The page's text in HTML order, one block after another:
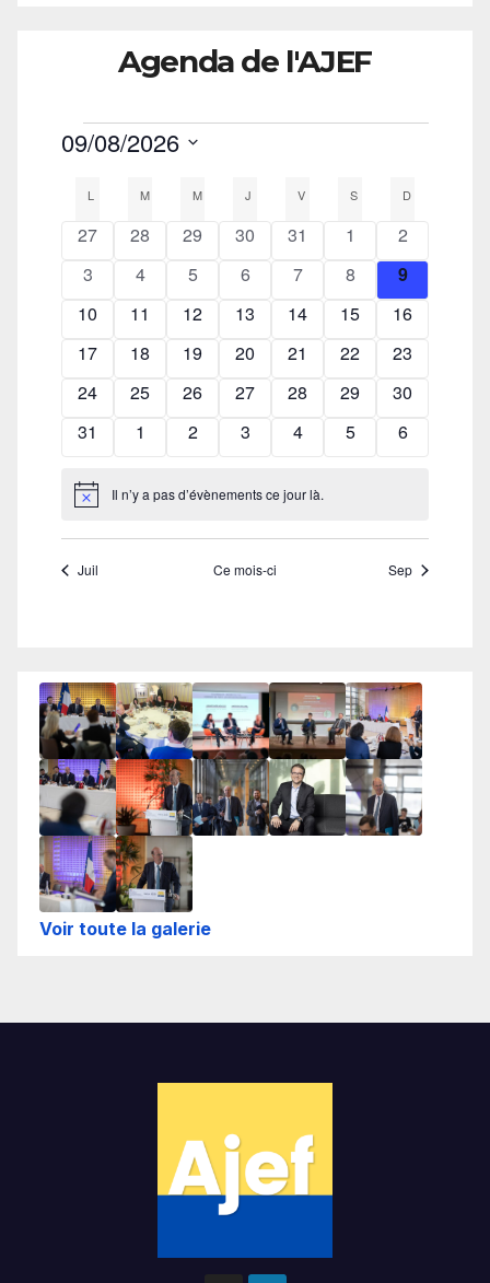
Agenda de l'AJEF
Voir toute la galerie